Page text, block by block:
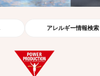
アレルギー情報検索